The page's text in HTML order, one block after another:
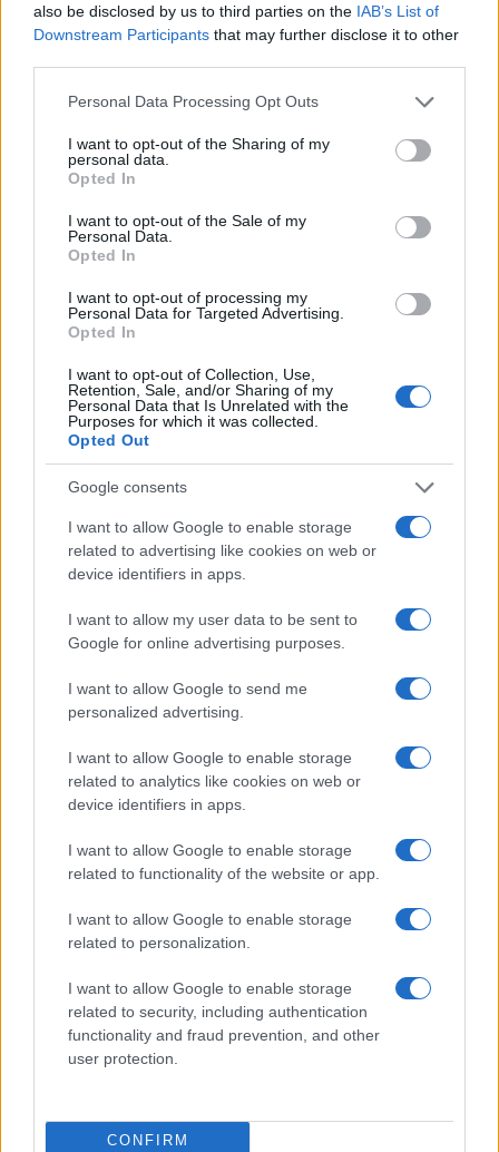
also be disclosed by us to third parties on the IAB’s List of
Downstream Participants that may further disclose it to other
Please note that this website/app uses one or more Google
not limited to your visit or usage behaviour. You may click to
grant or deny consent to Google and its third-party tags to
use your data for below specified purposes in below Google
consent section.
Personal Data Processing Opt Outs
I want to opt-out of the Sharing of my
personal data.
Opted In
I want to opt-out of the Sale of my
Personal Data.
Opted In
I want to opt-out of processing my
Personal Data for Targeted Advertising.
Opted In
I want to opt-out of Collection, Use,
Retention, Sale, and/or Sharing of my
Personal Data that Is Unrelated with the
Purposes for which it was collected.
Opted Out
Google consents
I want to allow Google to enable storage
related to advertising like cookies on web or
device identifiers in apps.
I want to allow my user data to be sent to
Google for online advertising purposes.
I want to allow Google to send me
personalized advertising.
I want to allow Google to enable storage
related to analytics like cookies on web or
device identifiers in apps.
I want to allow Google to enable storage
related to functionality of the website or app.
I want to allow Google to enable storage
related to personalization.
I want to allow Google to enable storage
related to security, including authentication
functionality and fraud prevention, and other
user protection.
CONFIRM
Concernant les spécifications techniques, elles sont
identiques à son grand frère, le S5. Le Galaxy S5 Sport est
ainsi propulsé par un processeur Snapdragon 801 quad-
core à 2,5 GHz, épaulé par 2 Go de RAM et intègre le
système d’exploitation Android 4.4.2 KitKat avec la
surcouche maison TouchWiz.
Samsung n’a cependant toujours pas donné de date de
commercialisation pour la France.
AUTEUR